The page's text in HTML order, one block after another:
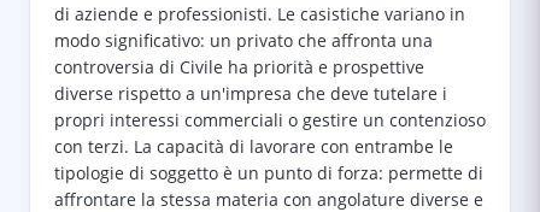
di aziende e professionisti. Le casistiche variano in
modo significativo: un privato che affronta una
controversia di Civile ha priorità e prospettive
diverse rispetto a un'impresa che deve tutelare i
propri interessi commerciali o gestire un contenzioso
con terzi. La capacità di lavorare con entrambe le
tipologie di soggetto è un punto di forza: permette di
affrontare la stessa materia con angolature diverse e